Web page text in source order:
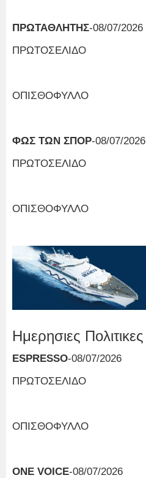
ΠΡΩΤΑΘΛΗΤΗΣ-08/07/2026
ΠΡΩΤΟΣΕΛΙΔΟ
ΟΠΙΣΘΟΦΥΛΛΟ
ΦΩΣ ΤΩΝ ΣΠΟΡ-08/07/2026
ΠΡΩΤΟΣΕΛΙΔΟ
ΟΠΙΣΘΟΦΥΛΛΟ
Ημερησιες Πολιτικες
ESPRESSO-08/07/2026
ΠΡΩΤΟΣΕΛΙΔΟ
ΟΠΙΣΘΟΦΥΛΛΟ
ONE VOICE-08/07/2026